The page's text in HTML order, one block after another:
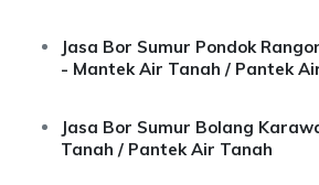
Jasa Bor Sumur Pondok
- Mantek Air Tanah / Pantek
Jasa Bor Sumur Bolang
Tanah / Pantek Air Tanah